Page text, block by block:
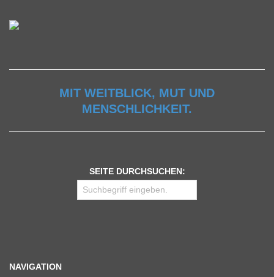
H
U
E
MIT WEITBLICK, MUT UND
MENSCHLICHKEIT.
SEITE DURCHSUCHEN:
NAVIGATION